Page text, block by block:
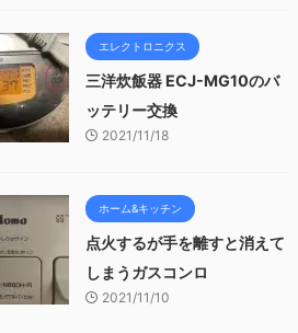
エレクトロニクス
三洋炊飯器 ECJ-MG10のバ
ッテリー交換
2021/11/18
ホーム&キッチン
点火するが手を離すと消えて
しまうガスコンロ
2021/11/10